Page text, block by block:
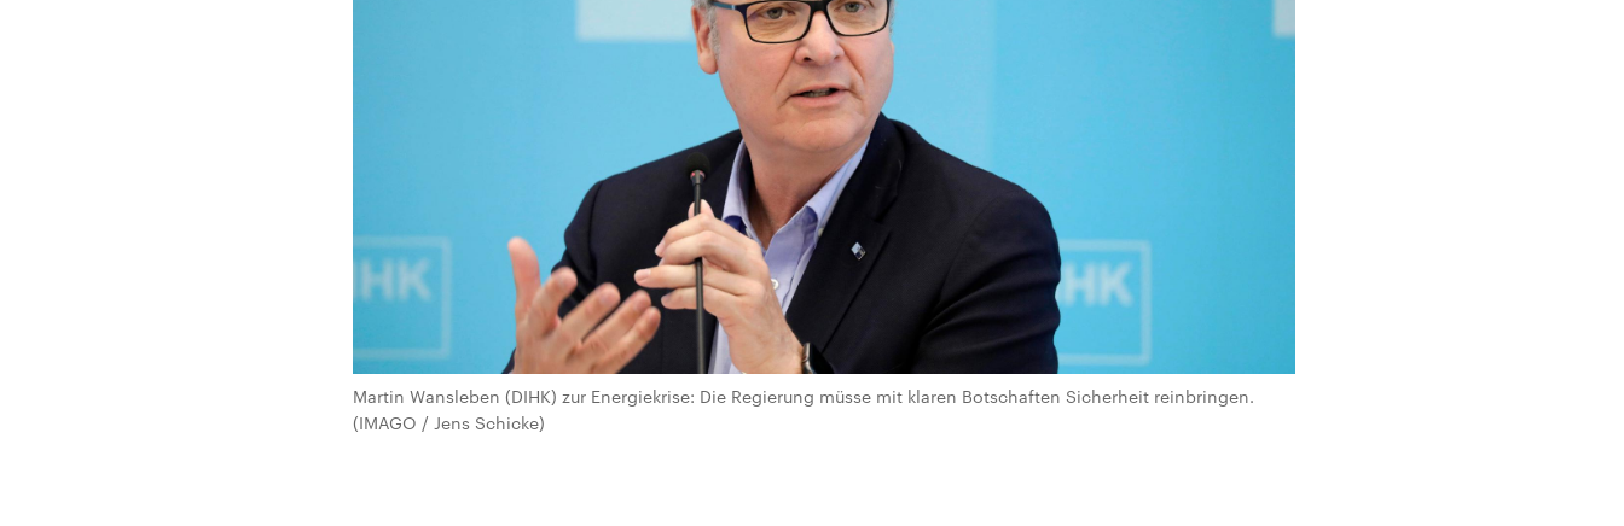
Martin Wansleben (DIHK) zur Energiekrise: Die Regierung müsse mit klaren Botschaften Sicherheit reinbringen.
(IMAGO / Jens Schicke)